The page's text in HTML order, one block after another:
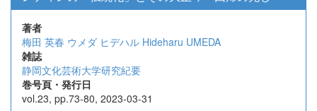
著者
梅田 英春 ウメダ ヒデハル Hideharu UMEDA
雑誌
静岡文化芸術大学研究紀要
巻号頁・発行日
vol.23, pp.73-80, 2023-03-31